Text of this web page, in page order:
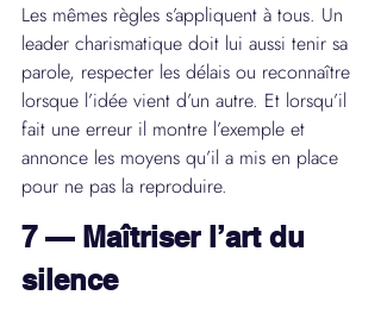
Les mêmes règles s’appliquent à tous. Un
leader charismatique doit lui aussi tenir sa
parole, respecter les délais ou reconnaître
lorsque l’idée vient d’un autre. Et lorsqu’il
fait une erreur il montre l’exemple et
annonce les moyens qu’il a mis en place
pour ne pas la reproduire.
7 — Maîtriser l’art du
silence